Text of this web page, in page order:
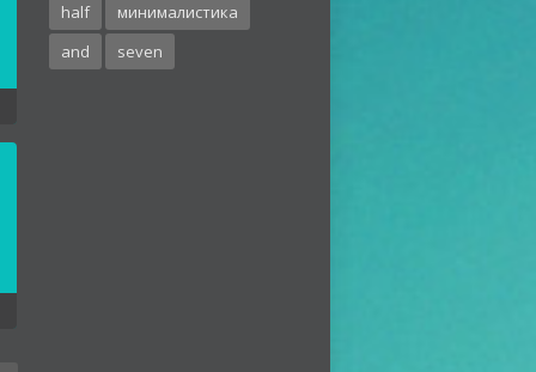
half
минималистика
and
seven